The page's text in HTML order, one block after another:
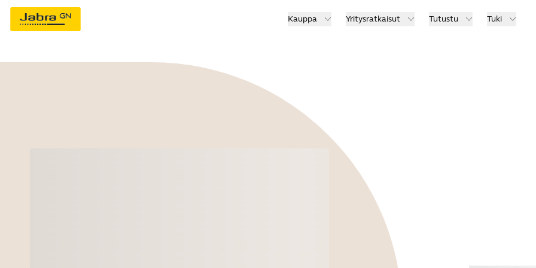
Kauppa Yritysratkaisut Tutustu Tuki